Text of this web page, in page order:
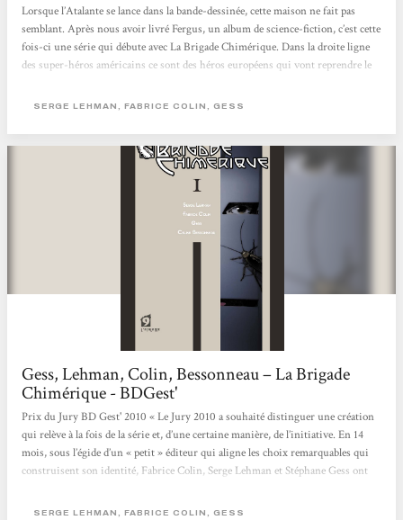
Lorsque l’Atalante se lance dans la bande-dessinée, cette maison ne fait pas
semblant. Après nous avoir livré Fergus, un album de science-fiction, c’est cette
fois-ci une série qui débute avec La Brigade Chimérique. Dans la droite ligne
des super-héros américains ce sont des héros européens qui vont reprendre le
assurément. Cela s’explique entre autre par les deux auteurs : Serge Lehman et
Des héros...
SERGE LEHMAN, FABRICE COLIN, GESS
Gess, Lehman, Colin, Bessonneau – La Brigade
Chimérique - BDGest'
Prix du Jury BD Gest' 2010 « Le Jury 2010 a souhaité distinguer une création
qui relève à la fois de la série et, d’une certaine manière, de l’initiative. En 14
mois, sous l’égide d’un « petit » éditeur qui aligne les choix remarquables qui
construisent son identité, Fabrice Colin, Serge Lehman et Stéphane Gess ont
sur le continent européen au cours d’une période trouble. La conclusion de
SERGE LEHMAN, FABRICE COLIN, GESS